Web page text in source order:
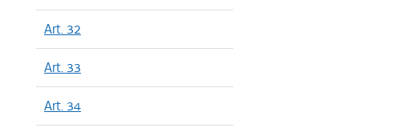
Art. 32
Art. 33
Art. 34